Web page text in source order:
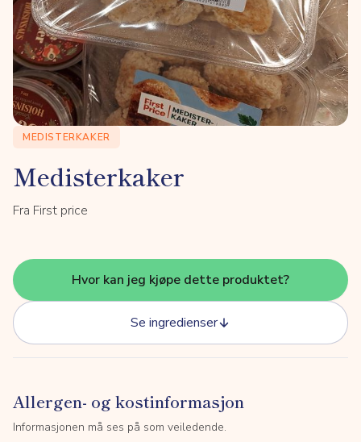
MEDISTERKAKER
Medisterkaker
Fra First price
Hvor kan jeg kjøpe dette produktet?
Se ingredienser
Allergen- og kostinformasjon
Informasjonen må ses på som veiledende.